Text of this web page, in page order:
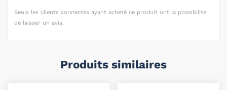
Seuls les clients connectés ayant acheté ce produit ont la possibilité
de laisser un avis.
Produits similaires